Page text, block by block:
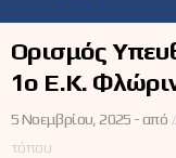
Ορισμός
1ο Ε.Κ.
5 Νοεμβρίου, 2025 -από
τόπου